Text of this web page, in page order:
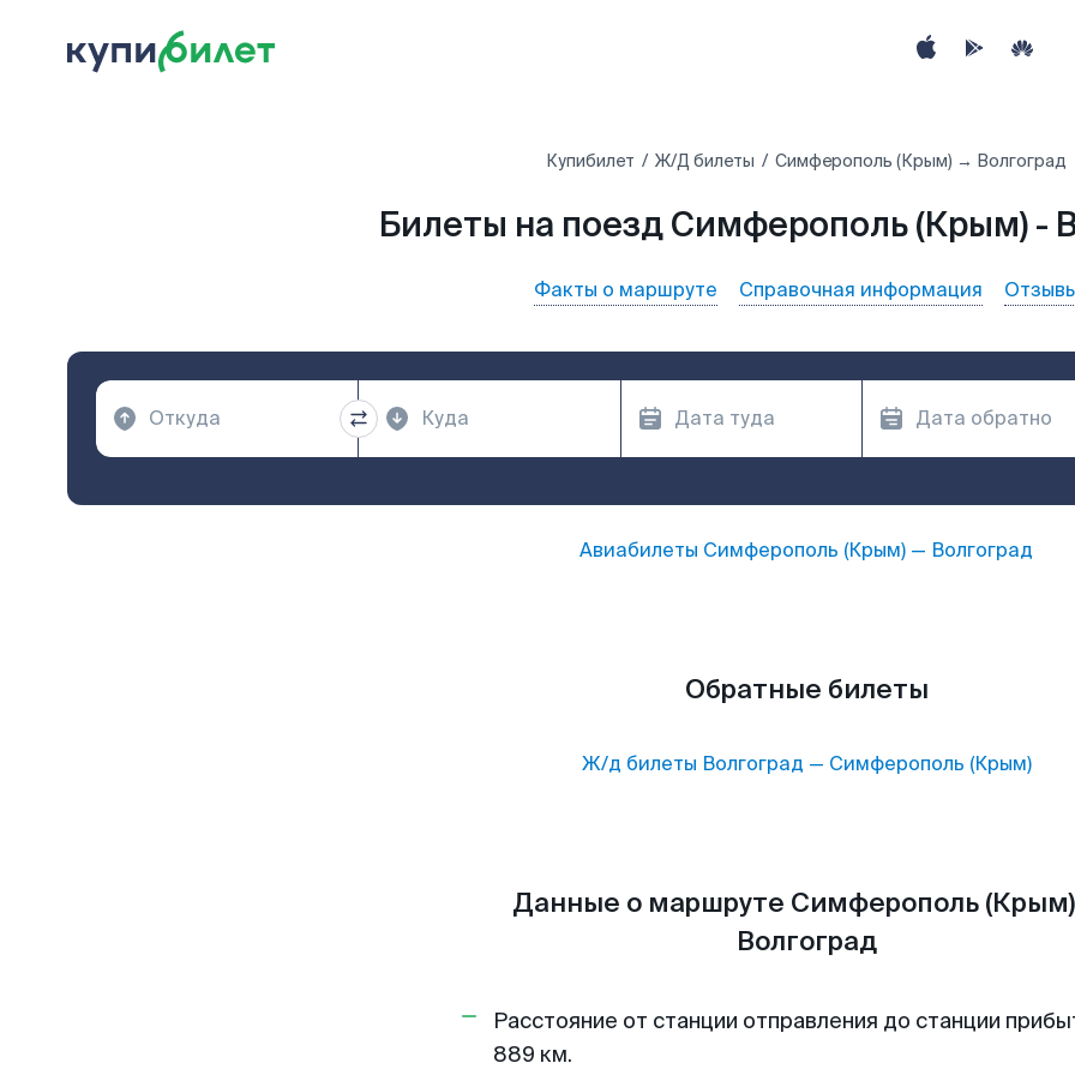
Купибилет Ж/Д билеты Симферополь (Крым) → Волгоград
Билеты на поезд Симферополь (Крым) -
Факты о маршруте Справочная информация
Авиабилеты Симферополь (Крым) — Волгоград
Обратные билеты
Ж/д билеты Волгоград — Симферополь (Крым)
Данные о маршруте Симферополь
Волгоград
Расстояние от станции отправления до станции
889 км.